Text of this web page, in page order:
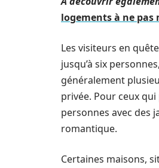
logements à ne pas
Les visiteurs en
jusqu’à six
généralement
privée. Pour ceux
personnes avec des
romantique.
Certaines maisons,